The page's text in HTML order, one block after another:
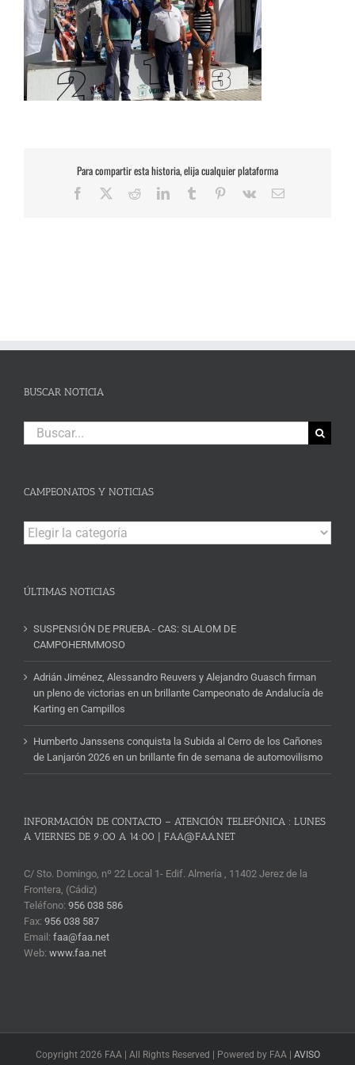
Para compartir esta historia, elija cualquier plataforma
Facebook RedditLinkedInTumblr Pinterest
Vk
Correo
BUSCAR NOTICIA
Buscar:
CAMPEONATOS Y NOTICIAS
Campeonatos
y
ÚLTIMAS NOTICIAS
SUSPENSIÓN DE PRUEBA.- CAS: SLALOM DE
CAMPOHERMMOSO
Adrián Jiménez, Alessandro Reuvers y Alejandro Guasch firman
un pleno de victorias en un brillante Campeonato de Andalucía de
Karting en Campillos
Humberto Janssens conquista la Subida al Cerro de los Cañones
de Lanjarón 2026 en un brillante fin de semana de automovilismo
INFORMACIÓN DE CONTACTO – ATENCIÓN TELEFÓNICA : LUNES
A VIERNES DE 9:00 A 14:00 | FAA@FAA.NET
C/ Sto. Domingo, nº 22 Local 1- Edif. Almería , 11402 Jerez de la
Frontera, (Cádiz)
Teléfono: 956 038 586
Fax: 956 038 587
Email: faa@faa.net
Web: www.faa.net
Copyright 2026 FAA | All Rights Reserved | Powered by FAA | AVISO